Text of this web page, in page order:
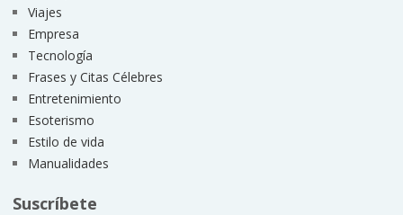
Viajes
Empresa
Tecnología
Frases y Citas Célebres
Entretenimiento
Esoterismo
Estilo de vida
Manualidades
Suscríbete